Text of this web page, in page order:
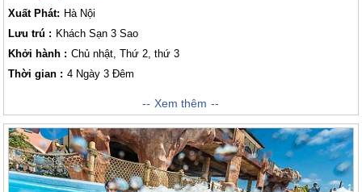
Xuất Phát: Hà Nội
Lưu trú : Khách Sạn 3 Sao
Khởi hành : Chủ nhật, Thứ 2, thứ 3
Thời gian : 4 Ngày 3 Đêm
Không những được mệnh danh là một trong những thành phố đáng sống
nhất của Việt Nam, Đà Nẵng còn sở hữu cho mình rất nhiều địa đẹp.
khách thăm quan sẽ được hoà mình vào thiên nhiên, thoả sức đắm chìm
trong làn biển xanh hoà lẫn với cát trắng và tận hưởng các món ăn đặc
sản của thành phố biển và trải nghiệm một chuyến du ngoạn nên thơ và
đầy quyến rũ, phiêu lưu theo từng con sóng với Ca nô cao tốc, trải
Xem thêm